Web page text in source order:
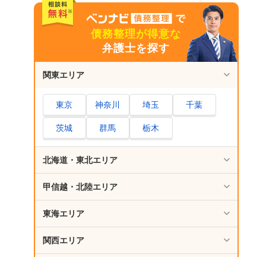
一般的に5年程度で削除される
開示請求をすれば、ブラックリストから削除
されたか確認できる
任意整理しなければよかった、と後悔するケー
ス
思ったより借金が減らなかった
毎月の返済額はかえって多くなってしまった
任意整理したその後の生活がどうなるかよく
理解していなかった
債務整理の対応を得意とする弁護士に相談・
依頼する
任意整理したその後の生活がどうなるか、悪
債務整理が得意な
弁護士を探す
関東エリア
東京 神奈川 埼玉 千葉
茨城 群馬 栃木
北海道・東北エリア
甲信越・北陸エリア
東海エリア
関西エリア